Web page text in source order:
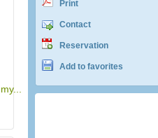
Print
Contact
Reservation
Add to favorites